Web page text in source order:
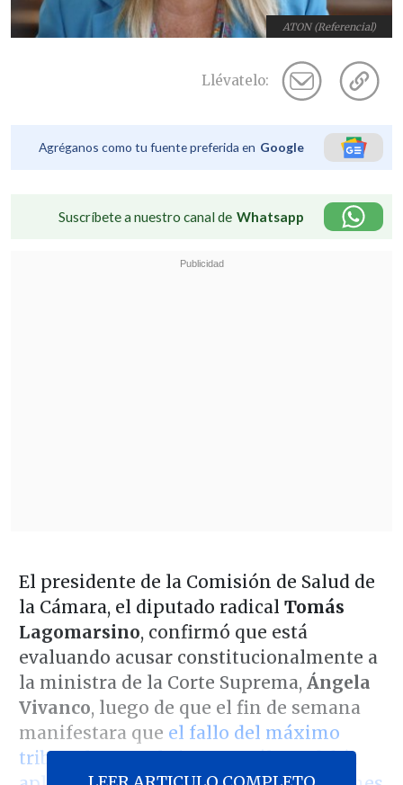
ATON (Referencial)
Llévatelo:
Agréganos como tu fuente preferida en Google
Suscríbete a nuestro canal de Whatsapp
El presidente de la Comisión de Salud de
la Cámara, el diputado radical Tomás
Lagomarsino, confirmó que está
evaluando acusar constitucionalmente a
la ministra de la Corte Suprema, Ángela
Vivanco, luego de que el fin de semana
manifestara que el fallo del máximo
tribunal contra la isapres sólo se debía